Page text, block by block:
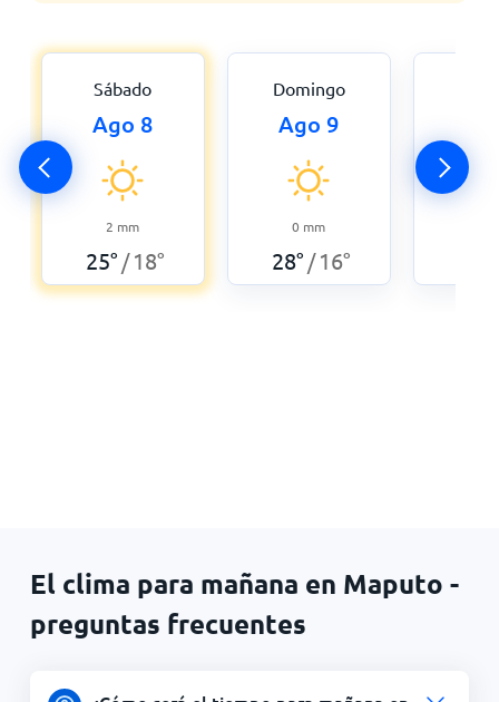
Sábado
Ago 8
2 mm
25° /18°
Domingo
Ago 9
0 mm
28° /16°
El clima para mañana en Maputo -
preguntas frecuentes